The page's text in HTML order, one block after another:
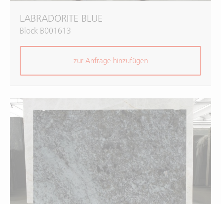
LABRADORITE BLUE
Block B001613
zur Anfrage hinzufügen